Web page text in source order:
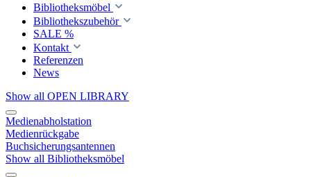
Bibliotheksmöbel
Bibliothekszubehör
SALE %
Kontakt
Referenzen
News
Show all OPEN LIBRARY
Medienabholstation
Medienrückgabe
Buchsicherungsantennen
Show all Bibliotheksmöbel